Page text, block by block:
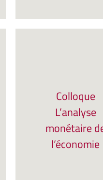
Colloque
L’analyse
monétaire
l’économie